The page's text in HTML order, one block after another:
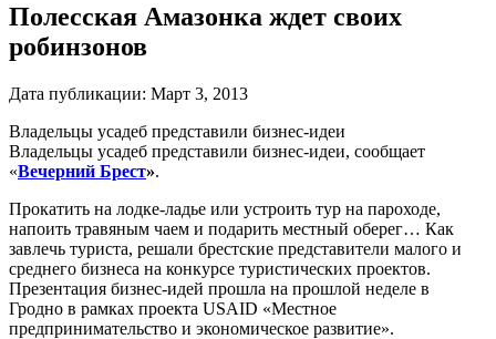
Полесская Амазонка ждет своих
робинзонов
Дата публикации: Март 3, 2013
Владельцы усадеб представили бизнес-идеи
Владельцы усадеб представили бизнес-идеи, сообщает
«Вечерний Брест».
Прокатить на лодке-ладье или устроить тур на пароходе,
напоить травяным чаем и подарить местный оберег… Как
завлечь туриста, решали брестские представители малого и
среднего бизнеса на конкурсе туристических проектов.
Презентация бизнес-идей прошла на прошлой неделе в
Гродно в рамках проекта USAID «Местное
предпринимательство и экономическое развитие».